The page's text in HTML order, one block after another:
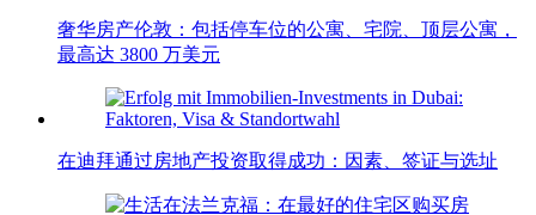
奢华房产伦敦：包括停车位的公寓、宅院、顶层公寓，
最高达 3800 万美元
在迪拜通过房地产投资取得成功：因素、签证与选址